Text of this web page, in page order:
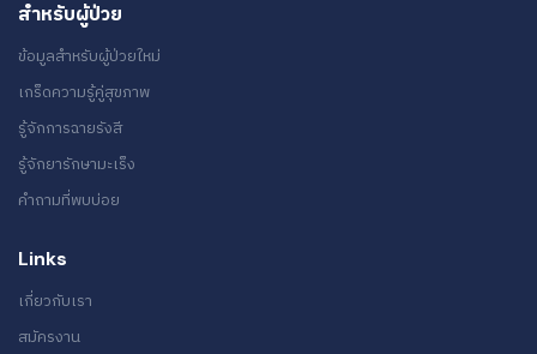
สำหรับผู้ป่วย
ข้อมูลสำหรับผู้ป่วยใหม่
เกร็ดความรู้คู่สุขภาพ
รู้จักการฉายรังสี
รู้จักยารักษามะเร็ง
คำถามที่พบบ่อย
Links
เกี่ยวกับเรา
สมัครงาน